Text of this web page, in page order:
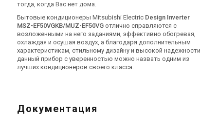
тогда, когда Вас нет дома.
Бытовые кондиционеры Mitsubishi Electric Design Inverter
MSZ-EF50VGKB/MUZ-EF50VG отлично справляются с
возложенными на него заданиями, эффективно обогревая,
охлаждая и осушая воздух, а благодаря дополнительным
характеристикам, стильному дизайну и высокой надежности
данный прибор с уверенностью можно назвать одним из
лучших кондиционеров своего класса.
Документация